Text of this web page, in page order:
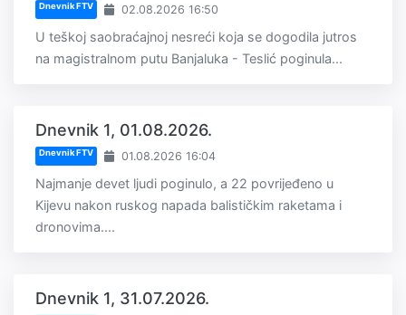
Dnevnik FTV 02.08.2026 16:50
U teškoj saobraćajnoj nesreći koja se dogodila jutros
na magistralnom putu Banjaluka - Teslić poginula...
Dnevnik 1, 01.08.2026.
Dnevnik FTV 01.08.2026 16:04
Najmanje devet ljudi poginulo, a 22 povrijeđeno u
Kijevu nakon ruskog napada balističkim raketama i
dronovima....
Dnevnik 1, 31.07.2026.